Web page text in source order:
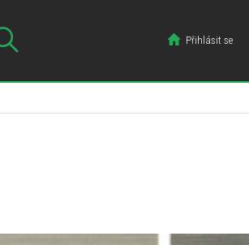
Přihlásit se